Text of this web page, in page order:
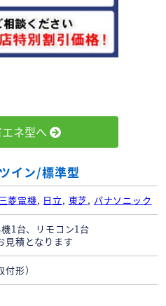
イン/標準型
三菱電機, 日立, 東芝, パナソニック
1台、リモコン1台
見積となります
形）
ネ型へ